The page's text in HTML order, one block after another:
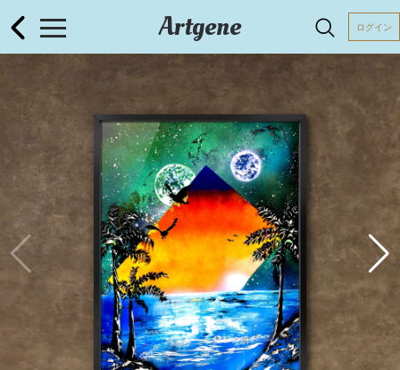
Artgene ログイン